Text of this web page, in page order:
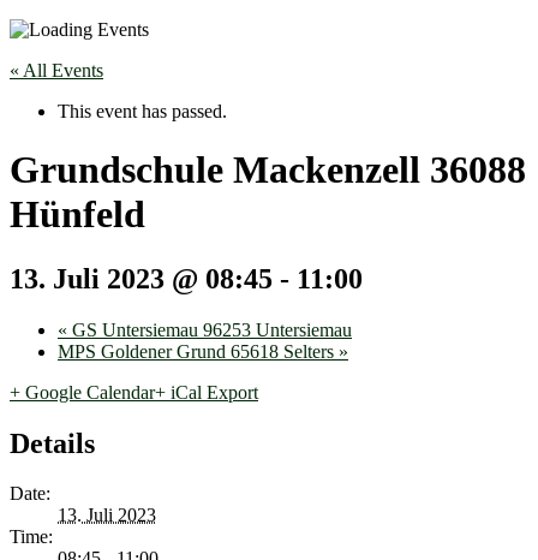
« All Events
This event has passed.
Grundschule Mackenzell 36088
Hünfeld
13. Juli 2023 @ 08:45 - 11:00
« GS Untersiemau 96253 Untersiemau
MPS Goldener Grund 65618 Selters »
+ Google Calendar+ iCal Export
Details
Date:
13. Juli 2023
Time: